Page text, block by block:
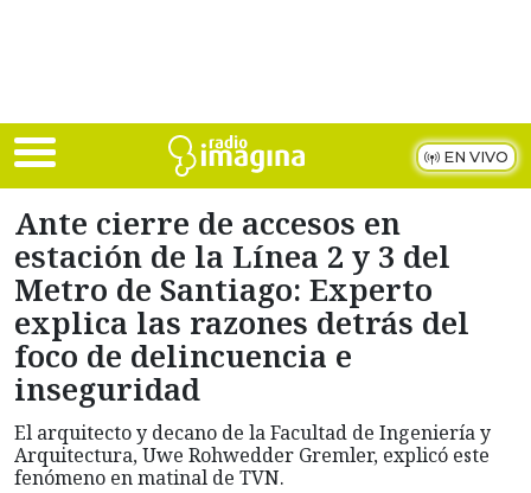
EN VIVO
Ante cierre de accesos en
estación de la Línea 2 y 3 del
Metro de Santiago: Experto
explica las razones detrás del
foco de delincuencia e
inseguridad
El arquitecto y decano de la Facultad de Ingeniería y
Arquitectura, Uwe Rohwedder Gremler, explicó este
fenómeno en matinal de TVN.